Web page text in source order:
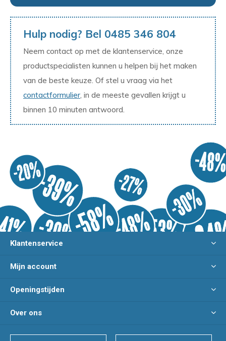
Hulp nodig? Bel 0485 346 804
Neem contact op met de klantenservice, onze
productspecialisten kunnen u helpen bij het maken
van de beste keuze. Of stel u vraag via het
contactformulier, in de meeste gevallen krijgt u
binnen 10 minuten antwoord.
Klantenservice
Mijn account
Openingstijden
Over ons